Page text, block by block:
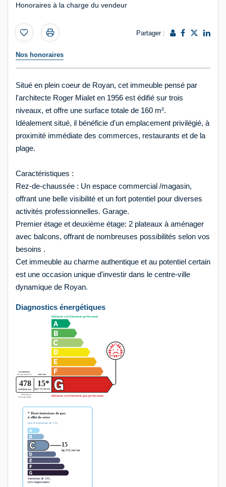
Honoraires à la charge du vendeur
Partager :
Nos honoraires
Situé en plein coeur de Royan, cet immeuble pensé par
l'architecte Roger Mialet en 1956 est édifié sur trois
niveaux, et offre une surface totale de 160 m².
Idéalement situé, il bénéficie d'un emplacement privilégié, à
proximité immédiate des commerces, restaurants et de la
plage.
Caractéristiques :
Rez-de-chaussée : Un espace commercial /magasin,
offrant une belle visibilité et un fort potentiel pour diverses
activités professionnelles. Garage.
Premier étage et deuxième étage: 2 plateaux à aménager
avec balcons, offrant de nombreuses possibilités selon vos
besoins .
Cet immeuble au charme authentique et au potentiel certain
est une occasion unique d'investir dans le centre-ville
dynamique de Royan.
Diagnostics énergétiques